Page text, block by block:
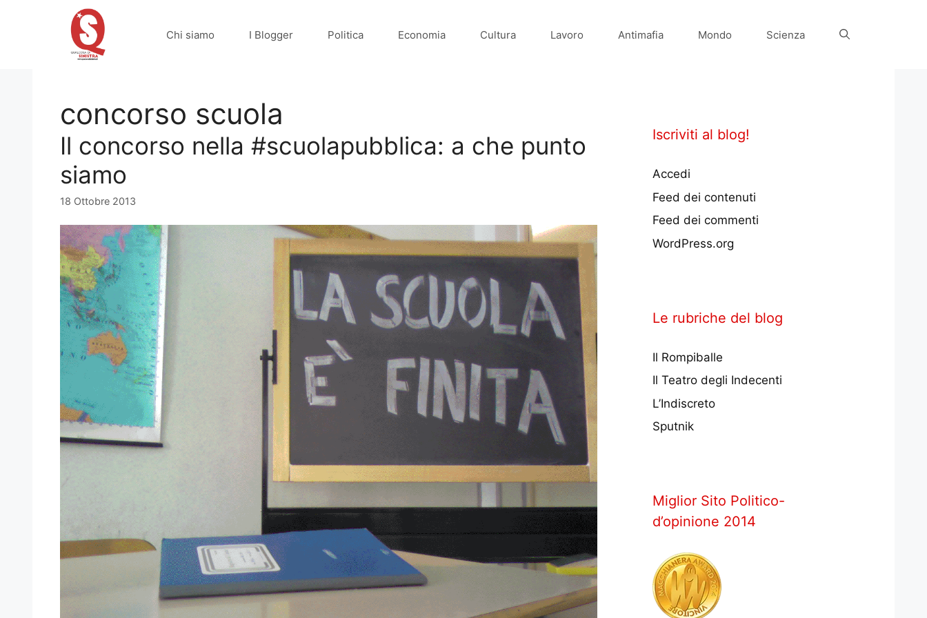
Chi siamo I Blogger Politica Economia Cultura Lavoro Antimafia Mondo Scienza
concorso scuola
Il concorso nella #scuolapubblica: a che punto
siamo
18 Ottobre 2013
Iscriviti al blog!
Accedi
Feed dei contenuti
Feed dei commenti
WordPress.org
Le rubriche del blog
Il Rompiballe
Il Teatro degli Indecenti
L’Indiscreto
Sputnik
Miglior Sito Politico-
d’opinione 2014